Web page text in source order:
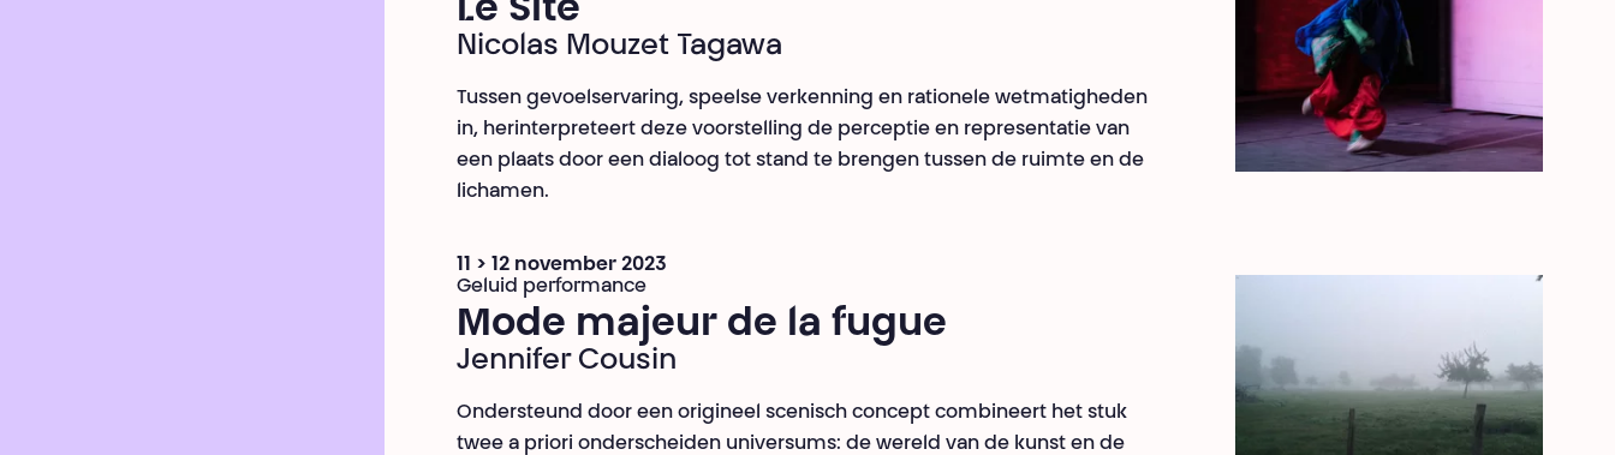
Le Site
Nicolas Mouzet Tagawa
Tussen gevoelservaring, speelse verkenning en rationele wetmatigheden
in, herinterpreteert deze voorstelling de perceptie en representatie van
een plaats door een dialoog tot stand te brengen tussen de ruimte en de
lichamen.
11 > 12 november 2023
Geluid performance
Mode majeur de la fugue
Jennifer Cousin
Ondersteund door een origineel scenisch concept combineert het stuk
twee a priori onderscheiden universums: de wereld van de kunst en de